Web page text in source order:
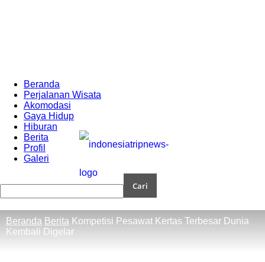
Beranda
Perjalanan Wisata
Akomodasi
Gaya Hidup
Hiburan
Berita
Profil
Galeri
Beranda Berita Kompetisi Pesawat Kertas Terbesar Dunia
Kembali Digelar